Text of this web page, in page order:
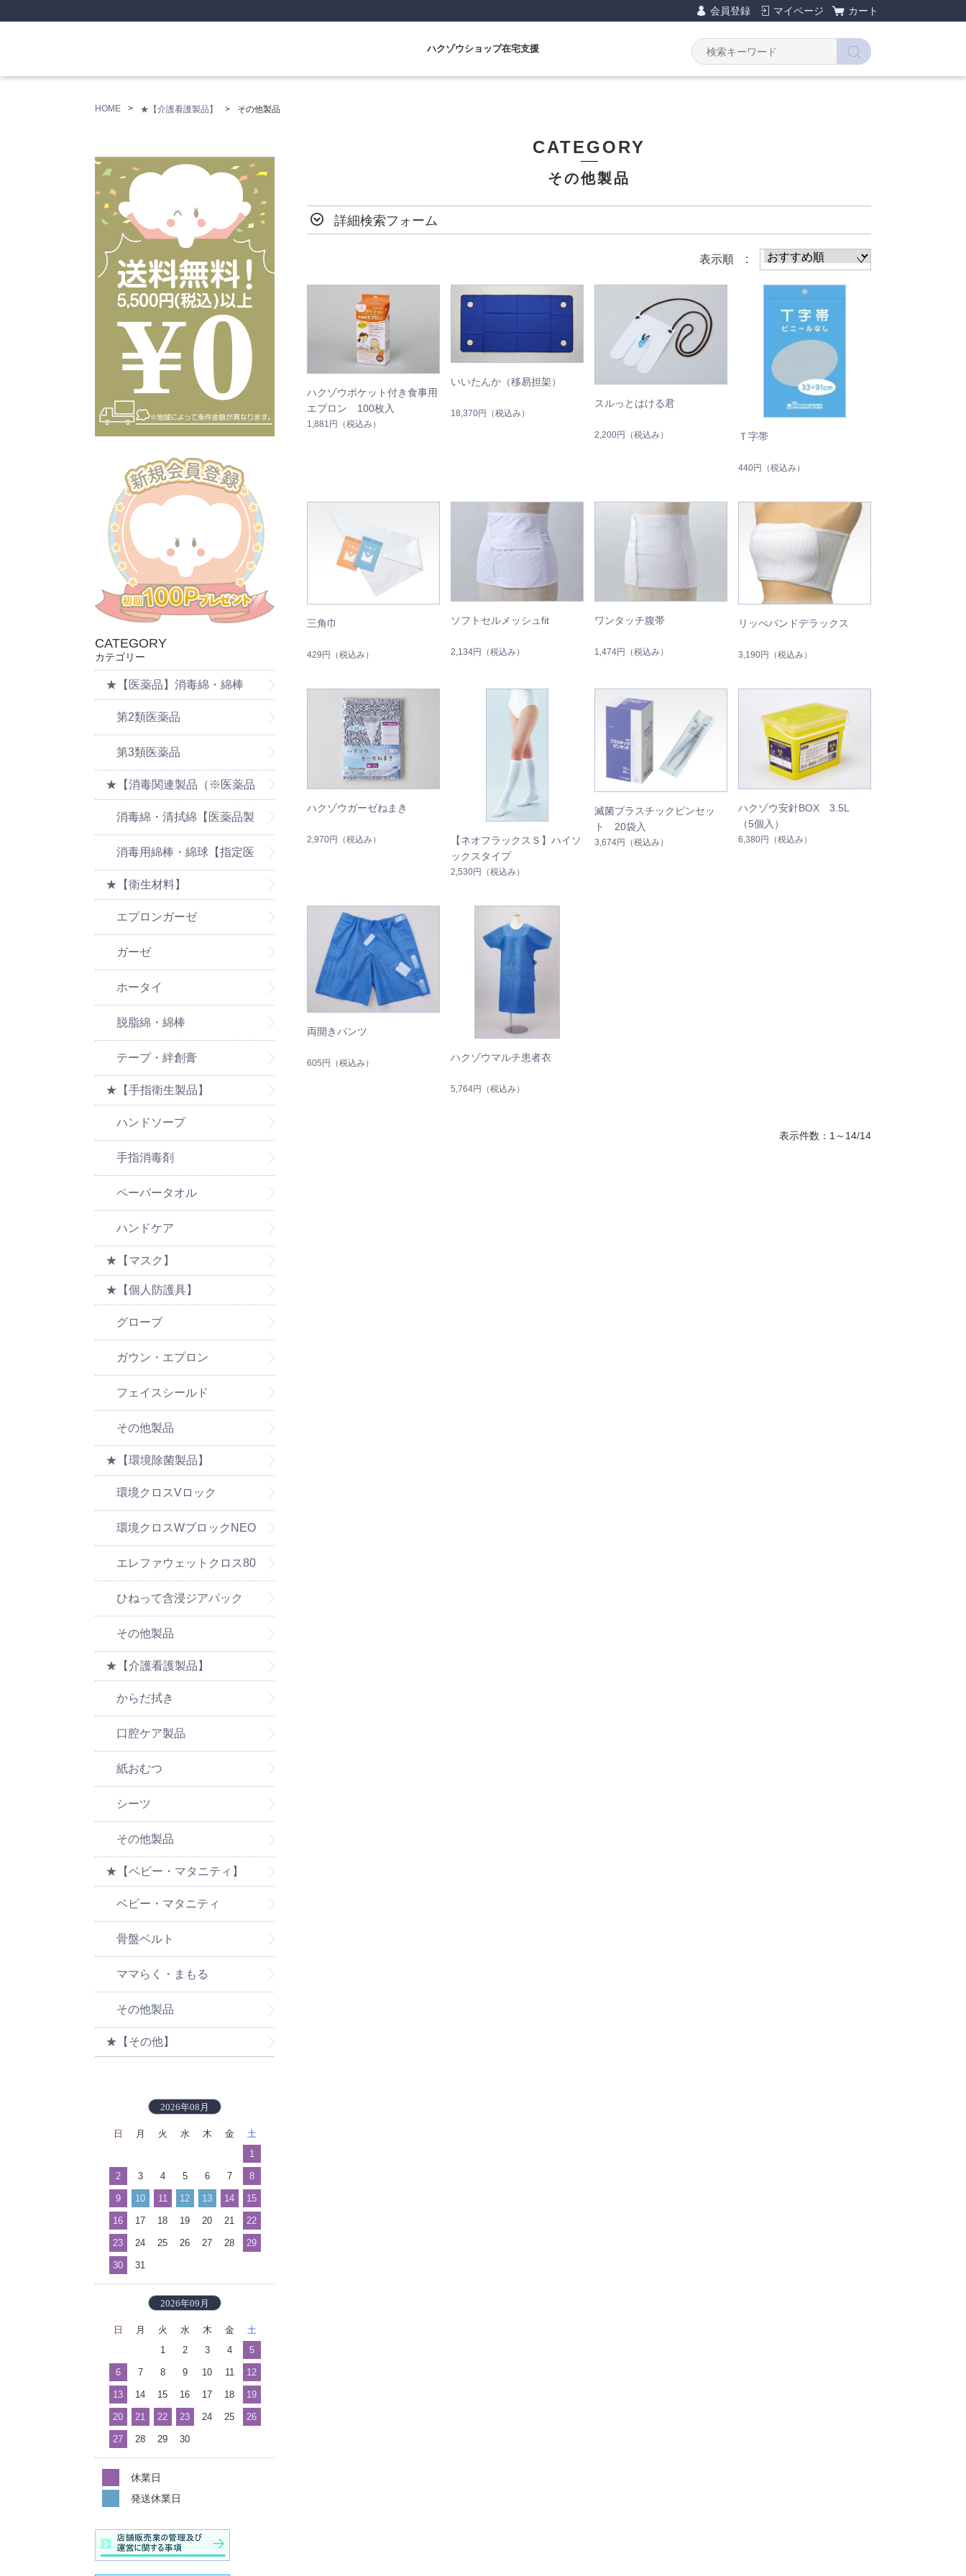
会員登録 マイページ カート
ハクゾウショップ在宅支援
HOME ★【介護看護製品】 その他製品
CATEGORY
その他製品
詳細検索フォーム
表示順 :
ハクゾウポケット付き食事用
エプロン 100枚入
1,881円 （税込み）
いいたんか（移易担架）
18,370円 （税込み）
スルっとはける君
2,200円 （税込み） Ｔ字帯
440円 （税込み）
三角巾
429円 （税込み）
ソフトセルメッシュfit
2,134円 （税込み）
ワンタッチ腹帯
1,474円 （税込み）
リッぺバンドデラックス
3,190円 （税込み）
ハクゾウガーゼねまき
2,970円 （税込み）
【ネオフラックスＳ】ハイソ
ックスタイプ
2,530円 （税込み）
滅菌プラスチックピンセッ
ト 20袋入
3,674円 （税込み）
ハクゾウ安針BOX 3.5L
（5個入）
6,380円 （税込み）
両開きパンツ
605円 （税込み） ハクゾウマルチ患者衣
5,764円 （税込み）
表示件数：1～14/14
CATEGORY
カテゴリー
★【医薬品】消毒綿・綿棒
第2類医薬品
第3類医薬品
★【消毒関連製品（※医薬品
の消毒製品は医薬品ページを
消毒綿・清拭綿【医薬品製
品は医薬品ページをご覧くだ
さい】
消毒用綿棒・綿球【指定医
薬部外品】
★【衛生材料】
エプロンガーゼ
ガーゼ
ホータイ
脱脂綿・綿棒
テープ・絆創膏
★【手指衛生製品】
ハンドソープ
手指消毒剤
ペーパータオル
ハンドケア
★【マスク】
★【個人防護具】
グローブ
ガウン・エプロン
フェイスシールド
その他製品
★【環境除菌製品】
環境クロスVロック
環境クロスWブロックNEO
エレファウェットクロス80
ひねって含浸ジアパック
その他製品
★【介護看護製品】
からだ拭き
口腔ケア製品
紙おむつ
シーツ
その他製品
★【ベビー・マタニティ】
ベビー・マタニティ
骨盤ベルト
ママらく・まもる
その他製品
★【その他】
2026年08月
日 月 火 水 木 金
土
1
2 3 4 5 6 7 8
9 10 11 12 13 14 15
16 17 18 19 20 21 22
23 24 25 26 27 28 29
30 31
2026年09月
日 月 火 水 木 金
土
1
2 3 4 5
6 7 8 9 10 11 12
13 14 15 16 17 18 19
20 21 22 23 24 25 26
27 28 29 30
休業日
発送休業日